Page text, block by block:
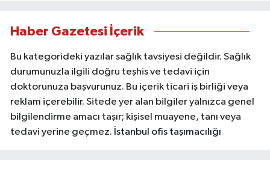
Haber Gazetesi İçerik
Bu kategorideki yazılar sağlık tavsiyesi değildir. Sağlık
durumunuzla ilgili doğru teşhis ve tedavi için
doktorunuza başvurunuz. Bu içerik ticari iş birliği veya
reklam içerebilir. Sitede yer alan bilgiler yalnızca genel
bilgilendirme amacı taşır; kişisel muayene, tanı veya
tedavi yerine geçmez. İstanbul ofis taşımacılığı